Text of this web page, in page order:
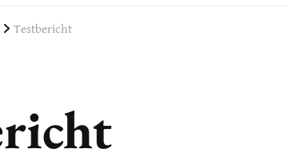
Testbericht